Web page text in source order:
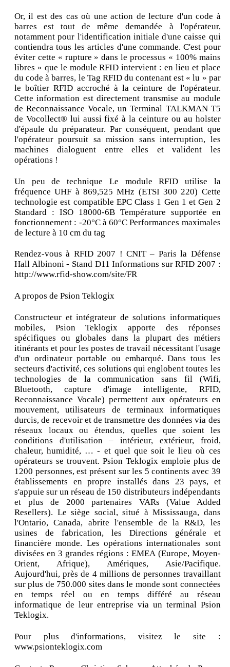
Or, il est des cas où une action de lecture d'un code à
barres est tout de même demandée à l'opérateur,
notamment pour l'identification initiale d'une caisse qui
contiendra tous les articles d'une commande. C'est pour
éviter cette « rupture » dans le processus « 100% mains
libres » que le module RFID intervient : en lieu et place
du code à barres, le Tag RFID du contenant est « lu » par
le boîtier RFID accroché à la ceinture de l'opérateur.
Cette information est directement transmise au module
de Reconnaissance Vocale, un Terminal TALKMAN T5
de Vocollect® lui aussi fixé à la ceinture ou au holster
d'épaule du préparateur. Par conséquent, pendant que
l'opérateur poursuit sa mission sans interruption, les
machines dialoguent entre elles et valident les
opérations !
Un peu de technique Le module RFID utilise la
fréquence UHF à 869,525 MHz (ETSI 300 220) Cette
technologie est compatible EPC Class 1 Gen 1 et Gen 2
Standard : ISO 18000-6B Température supportée en
fonctionnement : -20°C à 60°C Performances maximales
de lecture à 10 cm du tag
Rendez-vous à RFID 2007 ! CNIT – Paris la Défense
Hall Albinoni - Stand D11 Informations sur RFID 2007 :
http://www.rfid-show.com/site/FR
A propos de Psion Teklogix
Constructeur et intégrateur de solutions informatiques
mobiles, Psion Teklogix apporte des réponses
spécifiques ou globales dans la plupart des métiers
itinérants et pour les postes de travail nécessitant l'usage
d'un ordinateur portable ou embarqué. Dans tous les
secteurs d'activité, ces solutions qui englobent toutes les
technologies de la communication sans fil (Wifi,
Bluetooth, capture d'image intelligente, RFID,
Reconnaissance Vocale) permettent aux opérateurs en
mouvement, utilisateurs de terminaux informatiques
durcis, de recevoir et de transmettre des données via des
réseaux locaux ou étendus, quelles que soient les
conditions d'utilisation – intérieur, extérieur, froid,
chaleur, humidité, … - et quel que soit le lieu où ces
opérateurs se trouvent. Psion Teklogix emploie plus de
1200 personnes, est présent sur les 5 continents avec 39
établissements en propre installés dans 23 pays, et
s'appuie sur un réseau de 150 distributeurs indépendants
et plus de 2000 partenaires VARs (Value Added
Resellers). Le siège social, situé à Mississauga, dans
l'Ontario, Canada, abrite l'ensemble de la R&D, les
usines de fabrication, les Directions générale et
financière monde. Les opérations internationales sont
divisées en 3 grandes régions : EMEA (Europe, Moyen-
Orient, Afrique), Amériques, Asie/Pacifique.
Aujourd'hui, près de 4 millions de personnes travaillant
sur plus de 750.000 sites dans le monde sont connectées
en temps réel ou en temps différé au réseau
informatique de leur entreprise via un terminal Psion
Teklogix.
Pour plus d'informations, visitez le site :
www.psionteklogix.com